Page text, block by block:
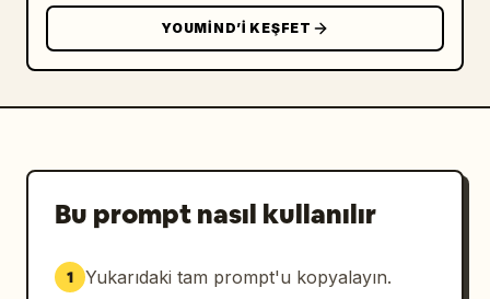
YOUMIND’I KEŞFET
Bu prompt nasıl kullanılır
1 Yukarıdaki tam prompt'u kopyalayın.